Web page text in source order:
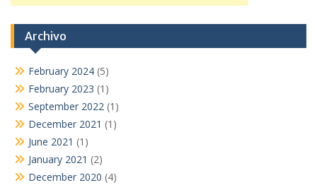
Archivo
February 2024 (5)
February 2023 (1)
September 2022 (1)
December 2021 (1)
June 2021 (1)
January 2021 (2)
December 2020 (4)